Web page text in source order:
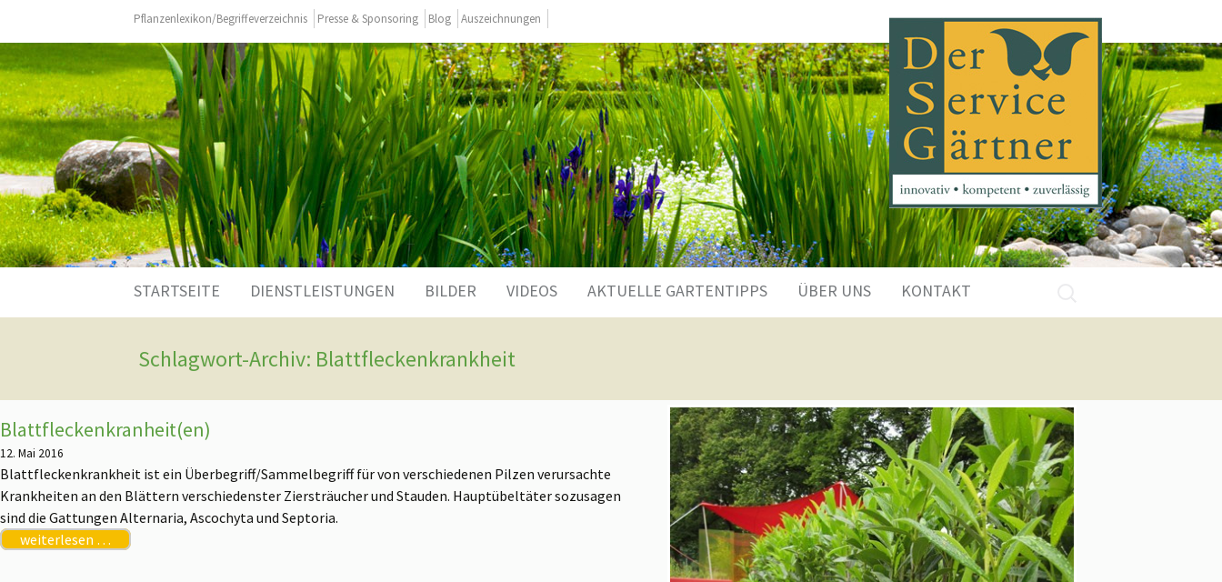
Pflanzenlexikon/Begriffeverzeichnis Presse & Sponsoring Blog Auszeichnungen
Inhalt
springen
STARTSEITE DIENSTLEISTUNGEN BILDER VIDEOS AKTUELLE GARTENTIPPS ÜBER UNS KONTAKT
Schlagwort-Archiv: Blattfleckenkrankheit
Blattfleckenkranheit(en)
12. Mai 2016
Blattfleckenkrankheit ist ein Überbegriff/Sammelbegriff für von verschiedenen Pilzen verursachte
Krankheiten an den Blättern verschiedenster Ziersträucher und Stauden. Hauptübeltäter sozusagen
sind die Gattungen Alternaria, Ascochyta und Septoria.
weiterlesen …